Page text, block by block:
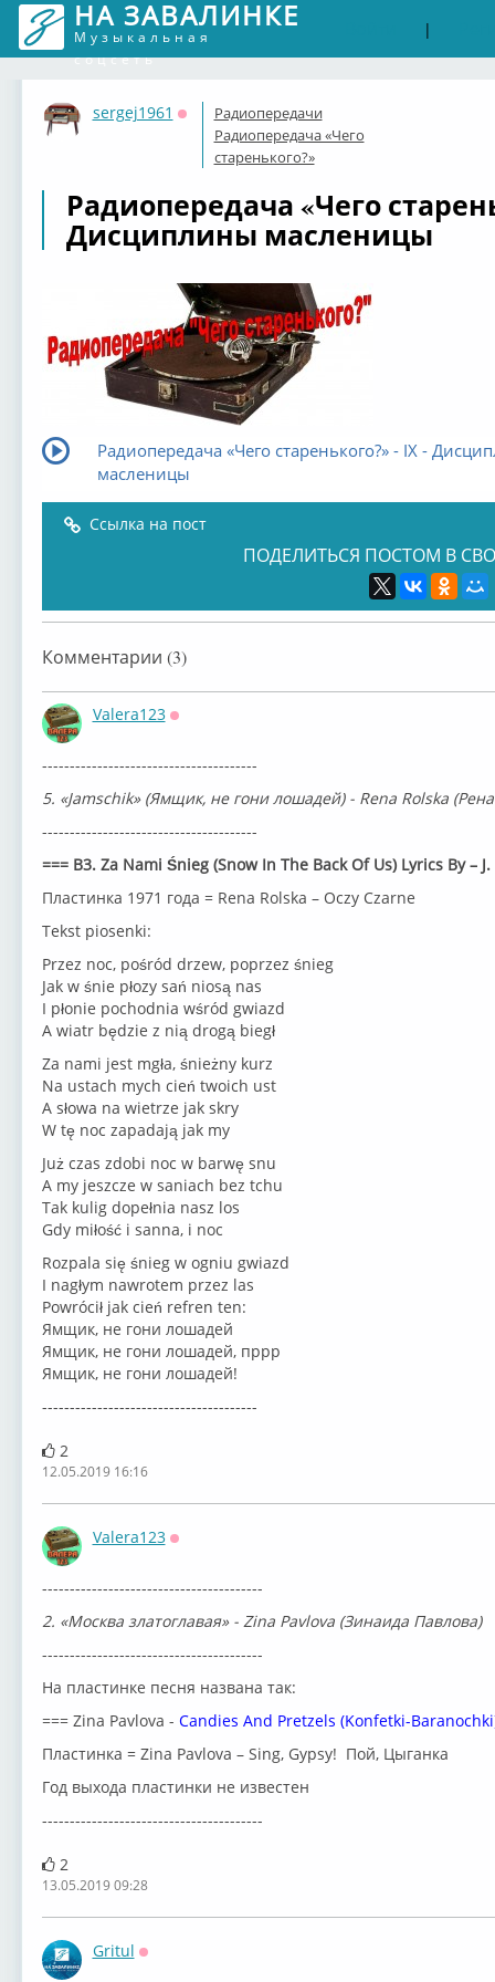
НА ЗАВАЛИНКЕ
Музыкальная
соцсеть
|
sergej1961
Оффлайн
Радиопередачи
Радиопередача «Чего
старенького?»
Радиопередача «Чего
Дисциплины масленицы
Радиопередача «Чего старенького?» - IX -
масленицы
Ссылка на пост
ПОДЕЛИТЬСЯ ПОСТОМ В
Комментарии (3)
Valera123
---------------------------------------
5. «Jamschik» (Ямщик, не гони лошадей) - Rena Rolska (Рена
---------------------------------------
=== B3. Za Nami Śnieg (Snow In The Back Of Us) Lyrics By –
Пластинка 1971 года = Rena Rolska ‎– Oczy Czarne
Tekst piosenki:
Przez noc, pośród drzew, poprzez śnieg
Jak w śnie płozy sań niosą nas
I płonie pochodnia wśród gwiazd
A wiatr będzie z nią drogą biegł
Za nami jest mgła, śnieżny kurz
Na ustach mych cień twoich ust
A słowa na wietrze jak skry
W tę noc zapadają jak my
Już czas zdobi noc w barwę snu
A my jeszcze w saniach bez tchu
Tak kulig dopełnia nasz los
Gdy miłość i sanna, i noc
Rozpala się śnieg w ogniu gwiazd
I nagłym nawrotem przez las
Powrócił jak cień refren ten:
Ямщик, не гони лошадей
Ямщик, не гони лошадей, пррр
Ямщик, не гони лошадей!
---------------------------------------
2
12.05.2019 16:16
Valera123
----------------------------------------
2. «Москва златоглавая» - Zina Pavlova (Зинаида Павлова)
----------------------------------------
На пластинке песня названа так:
=== Zina Pavlova - Candies And Pretzels (Konfetki-
Пластинка = Zina Pavlova ‎– Sing, Gypsy! Пой, Цыганка
Год выхода пластинки не известен
----------------------------------------
2
13.05.2019 09:28
Gritul